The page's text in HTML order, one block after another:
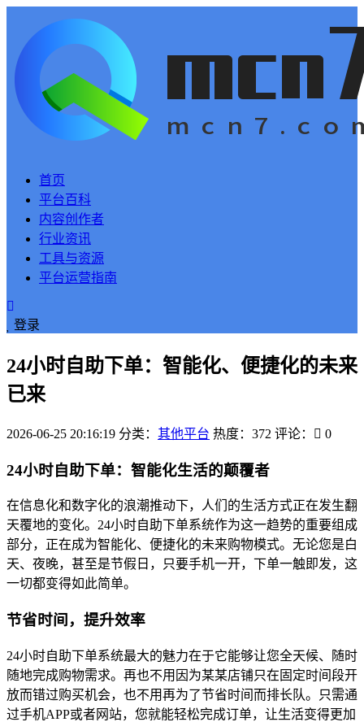
首页
平台百科
内容创作者
行业资讯
工具与资源
平台运营指南
登录
24小时自助下单：智能化、便捷化的未来
已来
2026-06-25 20:16:19 分类： 其他平台 热度：372 评论： 0
24小时自助下单：智能化生活的颠覆者
在信息化和数字化的浪潮推动下，人们的生活方式正在发生翻
天覆地的变化。24小时自助下单系统作为这一趋势的重要组成
部分，正在成为智能化、便捷化的未来购物模式。无论您是白
天、夜晚，甚至是节假日，只要手机一开，下单一触即发，这
一切都变得如此简单。
节省时间，提升效率
24小时自助下单系统最大的魅力在于它能够让您全天候、随时
随地完成购物需求。再也不用因为某某店铺只在固定时间段开
放而错过购买机会，也不用再为了节省时间而排长队。只需通
过手机APP或者网站，您就能轻松完成订单，让生活变得更加